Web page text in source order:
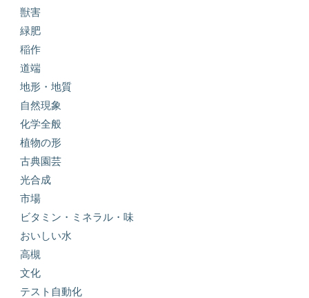
獣害
緑肥
稲作
道端
地形・地質
自然現象
化学全般
植物の形
古典園芸
光合成
市場
ビタミン・ミネラル・味
おいしい水
高槻
文化
テスト自動化